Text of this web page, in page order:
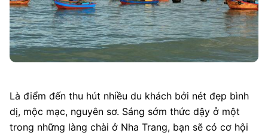
Là điểm đến thu hút nhiều du khách bởi nét đẹp bình
dị, mộc mạc, nguyên sơ. Sáng sớm thức dậy ở một
trong những làng chài ở Nha Trang, bạn sẽ có cơ hội